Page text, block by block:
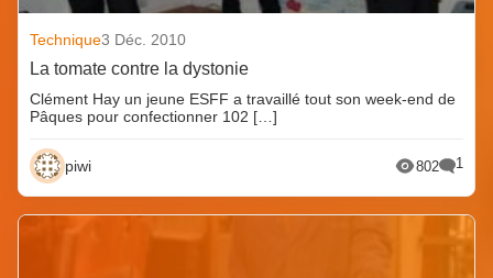
Technique3 Déc. 2010
La tomate contre la dystonie
Clément Hay un jeune ESFF a travaillé tout son week-end de
Pâques pour confectionner 102 […]
piwi 802 1